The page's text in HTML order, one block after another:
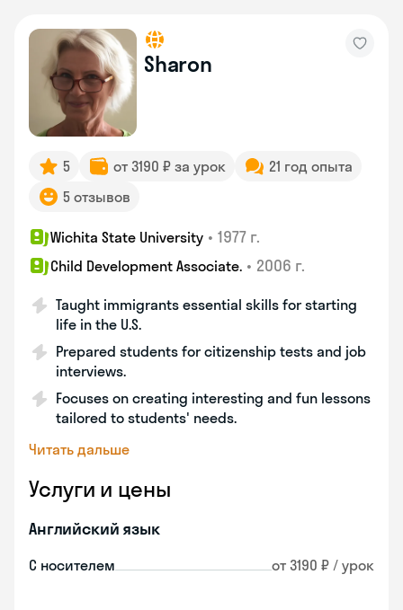
Sharon
5 от 3190 ₽ за урок
21 год опыта
5 отзывов
Wichita State University • 1977 г.
Child Development Associate. • 2006 г.
Taught immigrants essential skills for starting
life in the U.S.
Prepared students for citizenship tests and job
interviews.
Focuses on creating interesting and fun lessons
tailored to students' needs.
Читать дальше
Услуги и цены
Английский язык
С носителем от 3190 ₽ / урок